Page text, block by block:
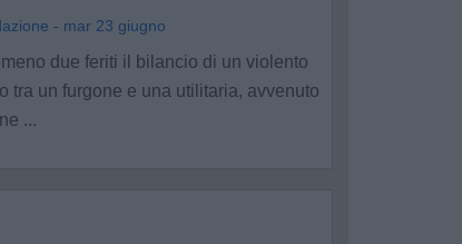
- mar 23 giugno
due feriti il bilancio di un violento
tra un furgone e una utilitaria, avvenuto
...